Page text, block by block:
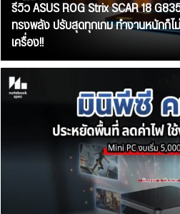
รีวิว ASUS ROG Strix SCAR 18
ทรงพลัง ปรับสุดทุกเกม ทำงานหนักก็ไ
เครื่อง!!